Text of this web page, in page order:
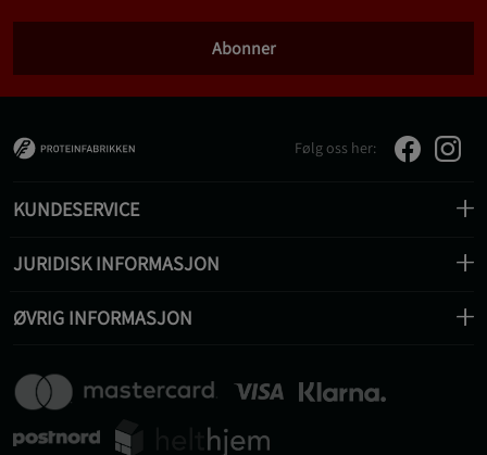
Abonner
Følg oss her:
KUNDESERVICE
JURIDISK INFORMASJON
ØVRIG INFORMASJON